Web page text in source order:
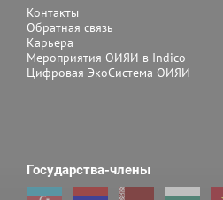
2θ = ± 90°
Контакты
Обратная связь
Карьера
Мероприятия ОИЯИ в Indico
Цифровая ЭкоСистема ОИЯИ
Государства-члены